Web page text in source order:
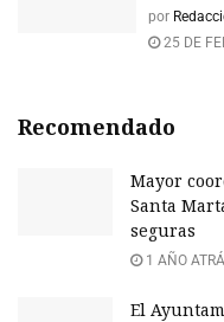
por
25 DE
Recomendado
Mayor
Santa
seguras
1 AÑO
El